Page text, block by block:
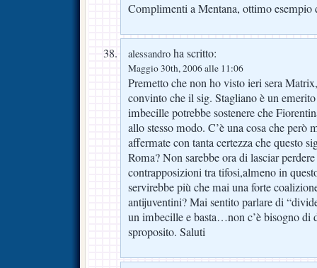
Complimenti a Mentana, ottimo
alessandro ha scritto:
Maggio 30th, 2006 alle 11:06
Premetto che non ho visto ieri sera
convinto che il sig. Stagliano è un
imbecille potrebbe sostenere che
allo stesso modo. C’è una cosa che però
affermate con tanta certezza che questo
Roma? Non sarebbe ora di lasciar
contrapposizioni tra tifosi,almeno in
servirebbe più che mai una forte
antijuventini? Mai sentito parlare di
un imbecille e basta…non c’è bisogno di
sproposito. Saluti